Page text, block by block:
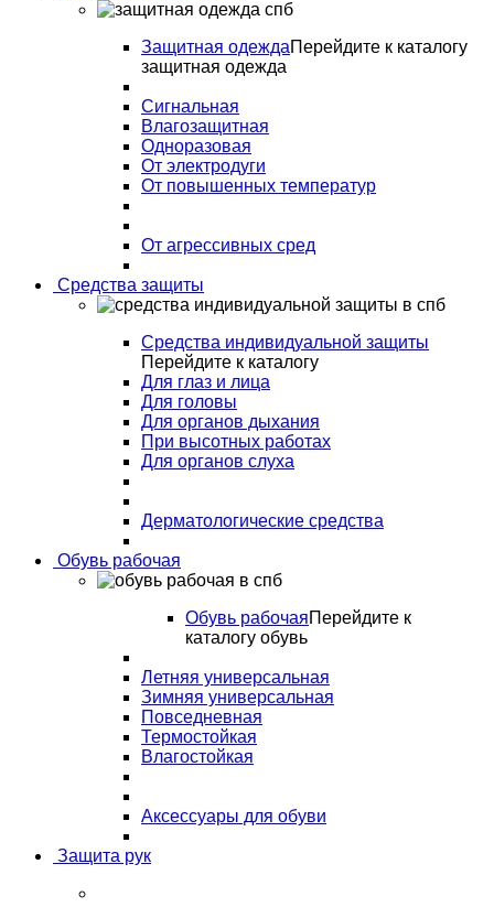
Защитная одеждаПерейдите к каталогу
защитная одежда
Сигнальная
Влагозащитная
Одноразовая
От электродуги
От повышенных температур
От агрессивных сред
Средства защиты
Средства индивидуальной защиты
Перейдите к каталогу
Для глаз и лица
Для головы
Для органов дыхания
При высотных работах
Для органов слуха
Дерматологические средства
Обувь рабочая
Обувь рабочаяПерейдите к
каталогу обувь
Летняя универсальная
Зимняя универсальная
Повседневная
Термостойкая
Влагостойкая
Аксессуары для обуви
Защита рук